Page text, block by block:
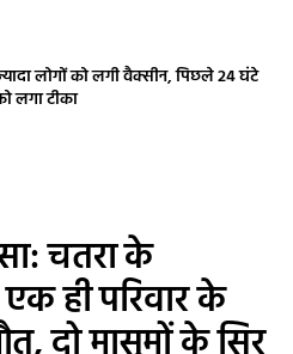
लोगों को लगी वैक्सीन, पिछले 24 घंटे
लगा टीका
चतरा के
ही परिवार के